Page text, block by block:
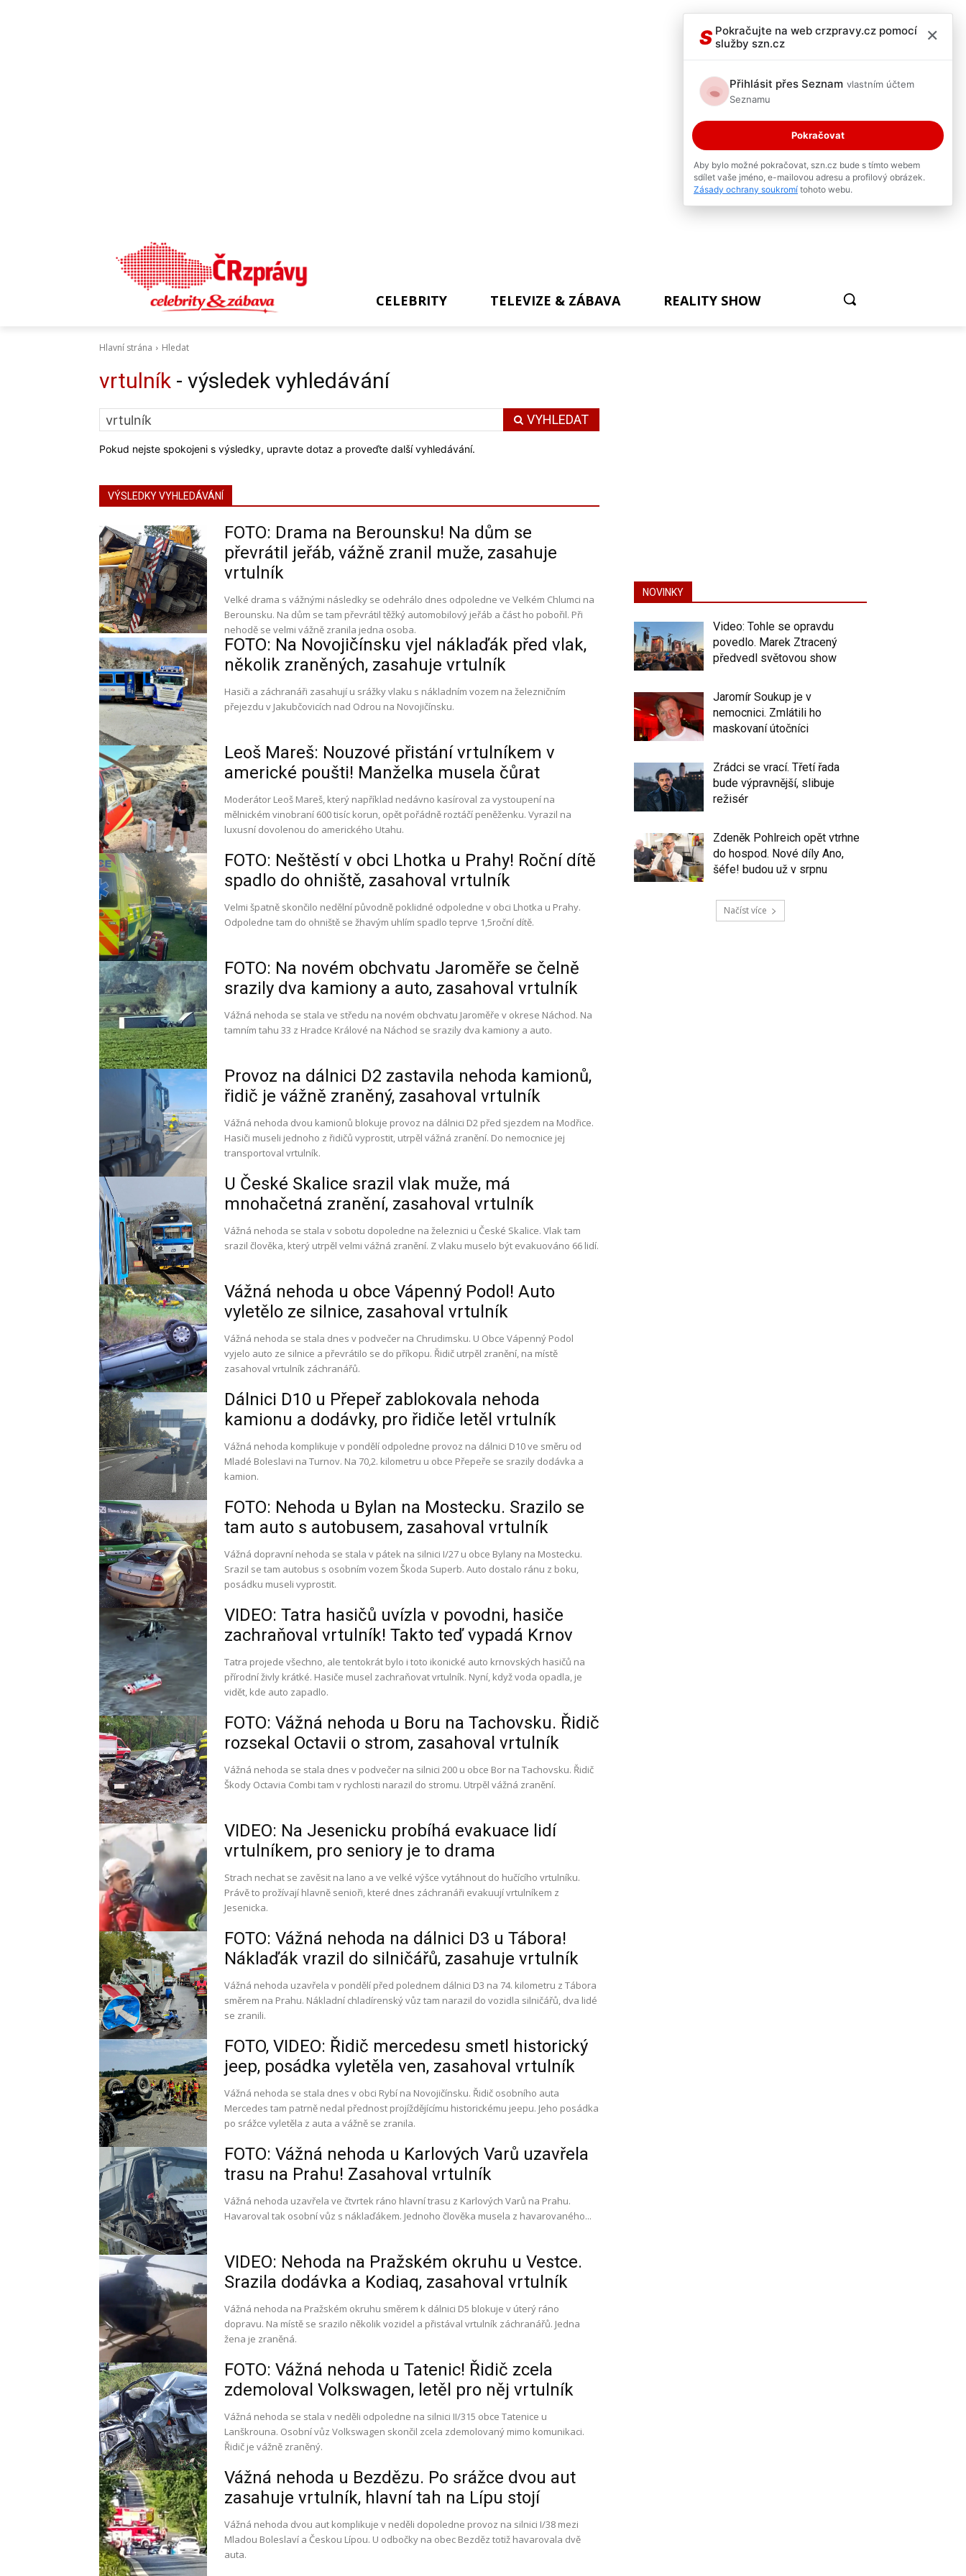
CELEBRITY TELEVIZE & ZÁBAVA REALITY SHOW
Hlavní strána Hledat
vrtulník - výsledek vyhledávání
VYHLEDAT
Pokud nejste spokojeni s výsledky, upravte dotaz a proveďte další vyhledávání.
VÝSLEDKY VYHLEDÁVÁNÍ
FOTO: Drama na Berounsku! Na dům se
převrátil jeřáb, vážně zranil muže, zasahuje
vrtulník
Velké drama s vážnými následky se odehrálo dnes odpoledne ve Velkém Chlumci na
Berounsku. Na dům se tam převrátil těžký automobilový jeřáb a část ho pobořil. Při
nehodě se velmi vážně zranila jedna osoba.
FOTO: Na Novojičínsku vjel náklaďák před vlak,
několik zraněných, zasahuje vrtulník
Hasiči a záchranáři zasahují u srážky vlaku s nákladním vozem na železničním
přejezdu v Jakubčovicích nad Odrou na Novojičínsku.
Leoš Mareš: Nouzové přistání vrtulníkem v
americké poušti! Manželka musela čůrat
Moderátor Leoš Mareš, který například nedávno kasíroval za vystoupení na
mělnickém vinobraní 600 tisíc korun, opět pořádně roztáčí peněženku. Vyrazil na
luxusní dovolenou do amerického Utahu.
FOTO: Neštěstí v obci Lhotka u Prahy! Roční dítě
spadlo do ohniště, zasahoval vrtulník
Velmi špatně skončilo nedělní původně poklidné odpoledne v obci Lhotka u Prahy.
Odpoledne tam do ohniště se žhavým uhlím spadlo teprve 1,5roční dítě.
FOTO: Na novém obchvatu Jaroměře se čelně
srazily dva kamiony a auto, zasahoval vrtulník
Vážná nehoda se stala ve středu na novém obchvatu Jaroměře v okrese Náchod. Na
tamním tahu 33 z Hradce Králové na Náchod se srazily dva kamiony a auto.
Provoz na dálnici D2 zastavila nehoda kamionů,
řidič je vážně zraněný, zasahoval vrtulník
Vážná nehoda dvou kamionů blokuje provoz na dálnici D2 před sjezdem na Modřice.
Hasiči museli jednoho z řidičů vyprostit, utrpěl vážná zranění. Do nemocnice jej
transportoval vrtulník.
U České Skalice srazil vlak muže, má
mnohačetná zranění, zasahoval vrtulník
Vážná nehoda se stala v sobotu dopoledne na železnici u České Skalice. Vlak tam
srazil člověka, který utrpěl velmi vážná zranění. Z vlaku muselo být evakuováno 66 lidí.
Vážná nehoda u obce Vápenný Podol! Auto
vyletělo ze silnice, zasahoval vrtulník
Vážná nehoda se stala dnes v podvečer na Chrudimsku. U Obce Vápenný Podol
vyjelo auto ze silnice a převrátilo se do příkopu. Řidič utrpěl zranění, na místě
zasahoval vrtulník záchranářů.
Dálnici D10 u Přepeř zablokovala nehoda
kamionu a dodávky, pro řidiče letěl vrtulník
Vážná nehoda komplikuje v pondělí odpoledne provoz na dálnici D10 ve směru od
Mladé Boleslavi na Turnov. Na 70,2. kilometru u obce Přepeře se srazily dodávka a
kamion.
FOTO: Nehoda u Bylan na Mostecku. Srazilo se
tam auto s autobusem, zasahoval vrtulník
Vážná dopravní nehoda se stala v pátek na silnici I/27 u obce Bylany na Mostecku.
Srazil se tam autobus s osobním vozem Škoda Superb. Auto dostalo ránu z boku,
posádku museli vyprostit.
VIDEO: Tatra hasičů uvízla v povodni, hasiče
zachraňoval vrtulník! Takto teď vypadá Krnov
Tatra projede všechno, ale tentokrát bylo i toto ikonické auto krnovských hasičů na
přírodní živly krátké. Hasiče musel zachraňovat vrtulník. Nyní, když voda opadla, je
vidět, kde auto zapadlo.
FOTO: Vážná nehoda u Boru na Tachovsku. Řidič
rozsekal Octavii o strom, zasahoval vrtulník
Vážná nehoda se stala dnes v podvečer na silnici 200 u obce Bor na Tachovsku. Řidič
Škody Octavia Combi tam v rychlosti narazil do stromu. Utrpěl vážná zranění.
VIDEO: Na Jesenicku probíhá evakuace lidí
vrtulníkem, pro seniory je to drama
Strach nechat se zavěsit na lano a ve velké výšce vytáhnout do hučícího vrtulníku.
Právě to prožívají hlavně senioři, které dnes záchranáři evakuují vrtulníkem z
Jesenicka.
FOTO: Vážná nehoda na dálnici D3 u Tábora!
Náklaďák vrazil do silničářů, zasahuje vrtulník
Vážná nehoda uzavřela v pondělí před polednem dálnici D3 na 74. kilometru z Tábora
směrem na Prahu. Nákladní chladírenský vůz tam narazil do vozidla silničářů, dva lidé
se zranili.
FOTO, VIDEO: Řidič mercedesu smetl historický
jeep, posádka vyletěla ven, zasahoval vrtulník
Vážná nehoda se stala dnes v obci Rybí na Novojičínsku. Řidič osobního auta
Mercedes tam patrně nedal přednost projíždějícímu historickému jeepu. Jeho posádka
po srážce vyletěla z auta a vážně se zranila.
FOTO: Vážná nehoda u Karlových Varů uzavřela
trasu na Prahu! Zasahoval vrtulník
Vážná nehoda uzavřela ve čtvrtek ráno hlavní trasu z Karlových Varů na Prahu.
Havaroval tak osobní vůz s náklaďákem. Jednoho člověka musela z havarovaného...
VIDEO: Nehoda na Pražském okruhu u Vestce.
Srazila dodávka a Kodiaq, zasahoval vrtulník
Vážná nehoda na Pražském okruhu směrem k dálnici D5 blokuje v úterý ráno
dopravu. Na místě se srazilo několik vozidel a přistával vrtulník záchranářů. Jedna
žena je zraněná.
FOTO: Vážná nehoda u Tatenic! Řidič zcela
zdemoloval Volkswagen, letěl pro něj vrtulník
Vážná nehoda se stala v neděli odpoledne na silnici II/315 obce Tatenice u
Lanškrouna. Osobní vůz Volkswagen skončil zcela zdemolovaný mimo komunikaci.
Řidič je vážně zraněný.
Vážná nehoda u Bezdězu. Po srážce dvou aut
zasahuje vrtulník, hlavní tah na Lípu stojí
Vážná nehoda dvou aut komplikuje v neděli dopoledne provoz na silnici I/38 mezi
Mladou Boleslaví a Českou Lípou. U odbočky na obec Bezděz totiž havarovala dvě
auta.
NOVINKY
Video: Tohle se opravdu
povedlo. Marek Ztracený
předvedl světovou show
Jaromír Soukup je v
nemocnici. Zmlátili ho
maskovaní útočníci
Zrádci se vrací. Třetí řada
bude výpravnější, slibuje
režisér
Zdeněk Pohlreich opět vtrhne
do hospod. Nové díly Ano,
šéfe! budou už v srpnu
Načíst více
S Pokračujte na web crzpravy.cz pomocí
služby szn.cz
×
Přihlásit přes Seznam vlastním účtem
Seznamu
Pokračovat
Aby bylo možné pokračovat, szn.cz bude s tímto webem
sdílet vaše jméno, e-mailovou adresu a profilový obrázek.
Zásady ochrany soukromí tohoto webu.